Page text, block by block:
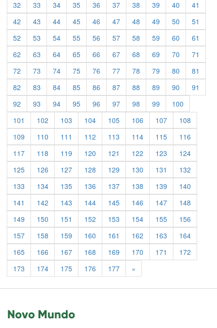
32
33 34 35 36 37 38 39 40
41
42
43 44 45 46 47 48 49 50
51
52
53 54 55 56 57 58 59 60
61
62
63 64 65 66 67 68 69 70
71
72
73 74 75 76 77 78 79 80
81
82
83 84 85 86 87 88 89 90
91
92
93 94 95 96 97 98 99
100
101
102 103 104 105 106 107
108
109
110 111 112 113 114 115
116
117
118 119 120 121 122 123
124
125
126 127 128 129 130 131
132
133
134 135 136 137 138 139
140
141
142 143 144 145 146 147
148
149
150 151 152 153 154 155
156
157
158 159 160 161 162 163
164
165
166 167 168 169 170 171
172
173
174 175 176 177 »
Novo Mundo